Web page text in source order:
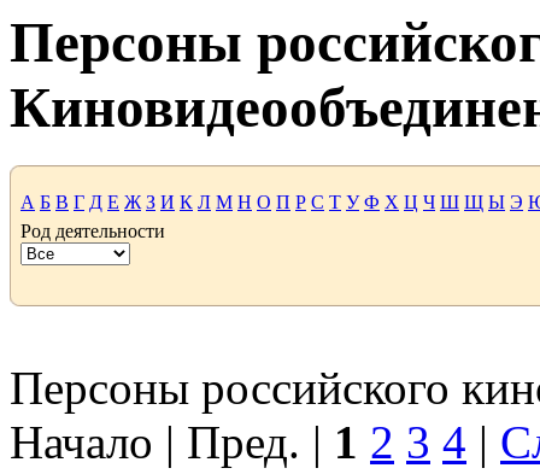
Персоны
А Б В Г Д Е Ж З И К Л М Н О П Р С Т У Ф Х Ц Ч Ш Щ Ы Э
Род деятельности
Персоны российского
Начало | Пред. | 1 2 3 4 |